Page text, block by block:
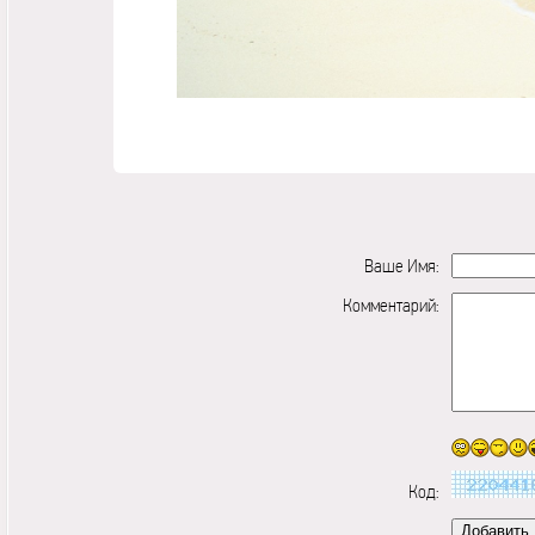
Ваше Имя:
Комментарий:
Код: